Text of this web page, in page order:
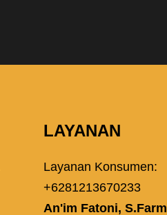
LAYANAN
Layanan Konsumen:
+6281213670233
An'im Fatoni, S.Farm